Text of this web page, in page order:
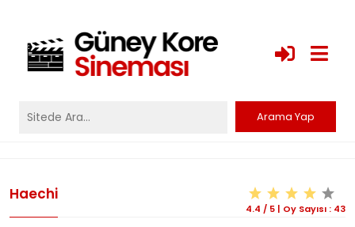
Haechi
4.4 / 5 | Oy Sayısı : 43